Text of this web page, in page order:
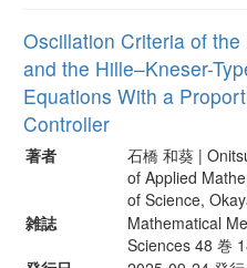
Oscillation Criteria of
and the Hille–Kneser-
Equations With a
Controller
著者
石橋 和葵 |
of Applied
of Science,
雑誌
Mathematical
Sciences 48 巻